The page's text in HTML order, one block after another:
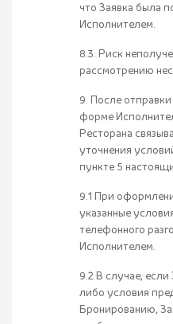
что Заявка была
Исполнителем.
8.3. Риск
рассмотрению
9. После
форме
Ресторана
уточнения
пункте 5
9.1 При
указанные
телефонного
Исполнителем.
9.2 В случае,
либо условия
Бронированию,